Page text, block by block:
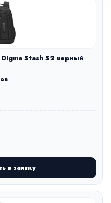
Stash S2 черный
в заявку